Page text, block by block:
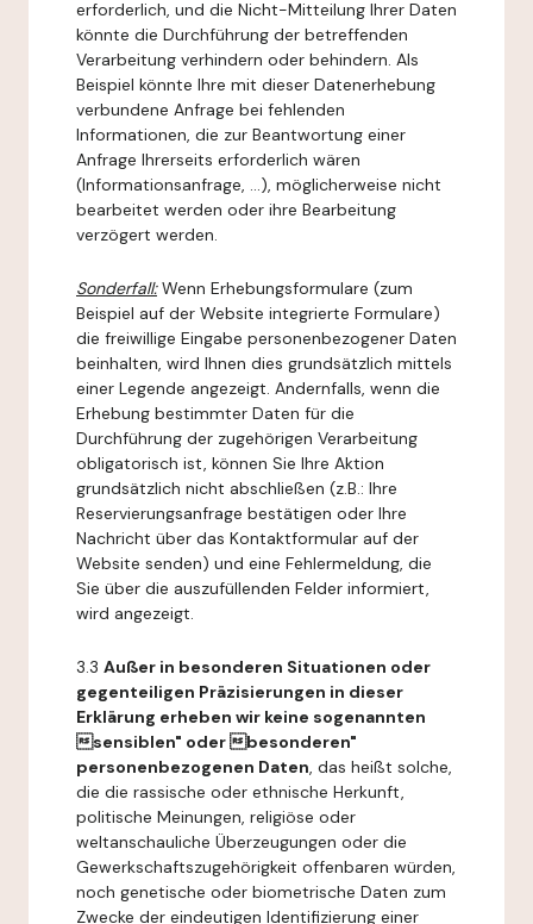
erforderlich, und die Nicht-Mitteilung Ihrer Daten
könnte die Durchführung der betreffenden
Verarbeitung verhindern oder behindern. Als
Beispiel könnte Ihre mit dieser Datenerhebung
verbundene Anfrage bei fehlenden
Informationen, die zur Beantwortung einer
Anfrage Ihrerseits erforderlich wären
(Informationsanfrage, ...), möglicherweise nicht
bearbeitet werden oder ihre Bearbeitung
verzögert werden.
Sonderfall:Wenn Erhebungsformulare (zum
Beispiel auf der Website integrierte Formulare)
die freiwillige Eingabe personenbezogener Daten
beinhalten, wird Ihnen dies grundsätzlich mittels
einer Legende angezeigt. Andernfalls, wenn die
Erhebung bestimmter Daten für die
Durchführung der zugehörigen Verarbeitung
obligatorisch ist, können Sie Ihre Aktion
grundsätzlich nicht abschließen (z.B.: Ihre
Reservierungsanfrage bestätigen oder Ihre
Nachricht über das Kontaktformular auf der
Website senden) und eine Fehlermeldung, die
Sie über die auszufüllenden Felder informiert,
wird angezeigt.
3.3 Außer in besonderen Situationen oder
gegenteiligen Präzisierungen in dieser
Erklärung erheben wir keine sogenannten
sensiblen" oder besonderen"
personenbezogenen Daten, das heißt solche,
die die rassische oder ethnische Herkunft,
politische Meinungen, religiöse oder
weltanschauliche Überzeugungen oder die
Gewerkschaftszugehörigkeit offenbaren würden,
noch genetische oder biometrische Daten zum
Zwecke der eindeutigen Identifizierung einer